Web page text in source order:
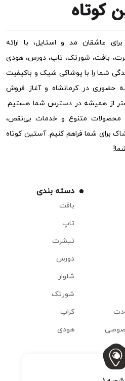
عاشقان مد و استایل، با ارائه
بافت، شورتک، تاپ، دورس، هودی
شما را با پوشاکی شیک و باکیفیت
حضوری در کرمانشاه و آغاز فروش
از همیشه در دسترس شما هستیم.
محصولات متنوع و خدمات بی‌نقص،
برای شما فراهم کنیم. آستین کوتاه
دسته بندی
بافت
تاپ
تیشرت
دورس
شلوار
شورتک
کراپ
هودی